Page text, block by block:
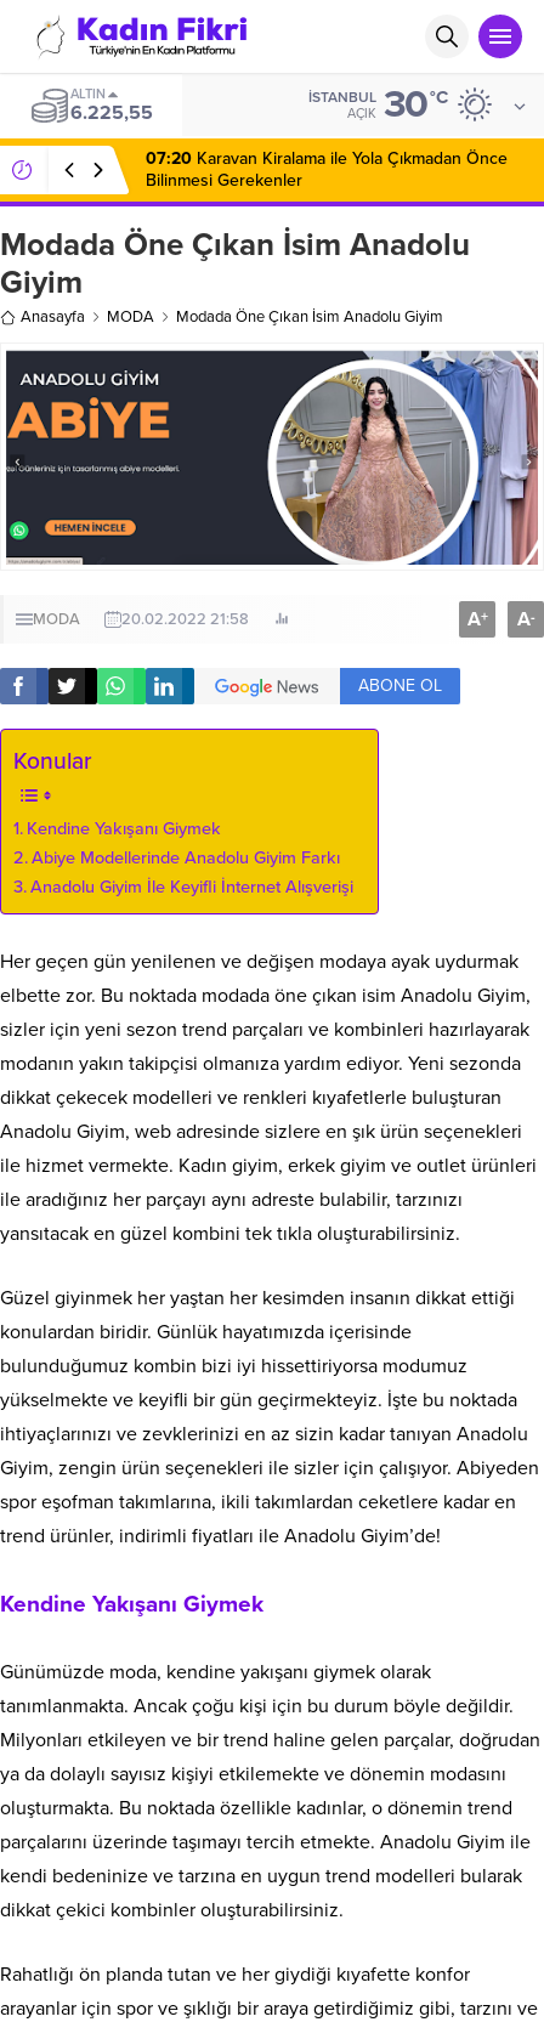
BIST
14.321,19
İSTANBUL
AÇIK 30°C
07:20 Karavan Kiralama ile Yola Çıkmadan Önce
Bilinmesi Gerekenler
Modada Öne Çıkan İsim Anadolu
Giyim
Anasayfa MODA Modada Öne Çıkan İsim Anadolu Giyim
MODA 20.02.2022 21:58 A+ A-
ABONE OL
Konular
Kendine Yakışanı Giymek
Abiye Modellerinde Anadolu Giyim Farkı
Anadolu Giyim İle Keyifli İnternet Alışverişi
Her geçen gün yenilenen ve değişen modaya ayak uydurmak
elbette zor. Bu noktada modada öne çıkan isim Anadolu Giyim,
sizler için yeni sezon trend parçaları ve kombinleri hazırlayarak
modanın yakın takipçisi olmanıza yardım ediyor. Yeni sezonda
dikkat çekecek modelleri ve renkleri kıyafetlerle buluşturan
Anadolu Giyim, web adresinde sizlere en şık ürün seçenekleri
ile hizmet vermekte. Kadın giyim, erkek giyim ve outlet ürünleri
ile aradığınız her parçayı aynı adreste bulabilir, tarzınızı
yansıtacak en güzel kombini tek tıkla oluşturabilirsiniz.
Güzel giyinmek her yaştan her kesimden insanın dikkat ettiği
konulardan biridir. Günlük hayatımızda içerisinde
bulunduğumuz kombin bizi iyi hissettiriyorsa modumuz
yükselmekte ve keyifli bir gün geçirmekteyiz. İşte bu noktada
ihtiyaçlarınızı ve zevklerinizi en az sizin kadar tanıyan Anadolu
Giyim, zengin ürün seçenekleri ile sizler için çalışıyor. Abiyeden
spor eşofman takımlarına, ikili takımlardan ceketlere kadar en
trend ürünler, indirimli fiyatları ile Anadolu Giyim’de!
Kendine Yakışanı Giymek
Günümüzde moda, kendine yakışanı giymek olarak
tanımlanmakta. Ancak çoğu kişi için bu durum böyle değildir.
Milyonları etkileyen ve bir trend haline gelen parçalar, doğrudan
ya da dolaylı sayısız kişiyi etkilemekte ve dönemin modasını
oluşturmakta. Bu noktada özellikle kadınlar, o dönemin trend
parçalarını üzerinde taşımayı tercih etmekte. Anadolu Giyim ile
kendi bedeninize ve tarzına en uygun trend modelleri bularak
dikkat çekici kombinler oluşturabilirsiniz.
Rahatlığı ön planda tutan ve her giydiği kıyafette konfor
arayanlar için spor ve şıklığı bir araya getirdiğimiz gibi, tarzını ve